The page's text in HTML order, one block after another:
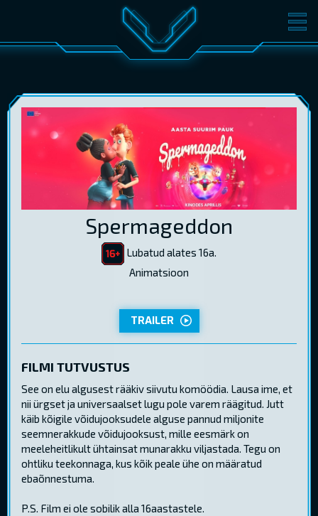
FILMID PILETID
KONVERENTS
KINKEKAARDID
Spermageddon
Lubatud alates 16a.
Animatsioon
TRAILER
FILMI TUTVUSTUS
See on elu algusest rääkiv siivutu komöödia. Lausa ime, et
nii ürgset ja universaalset lugu pole varem räägitud. Jutt
käib kõigile võidujooksudele alguse pannud miljonite
seemnerakkude võidujooksust, mille eesmärk on
meeleheitlikult ühtainsat munarakku viljastada. Tegu on
ohtliku teekonnaga, kus kõik peale ühe on määratud
ebaõnnestuma.
P.S. Film ei ole sobilik alla 16aastastele.